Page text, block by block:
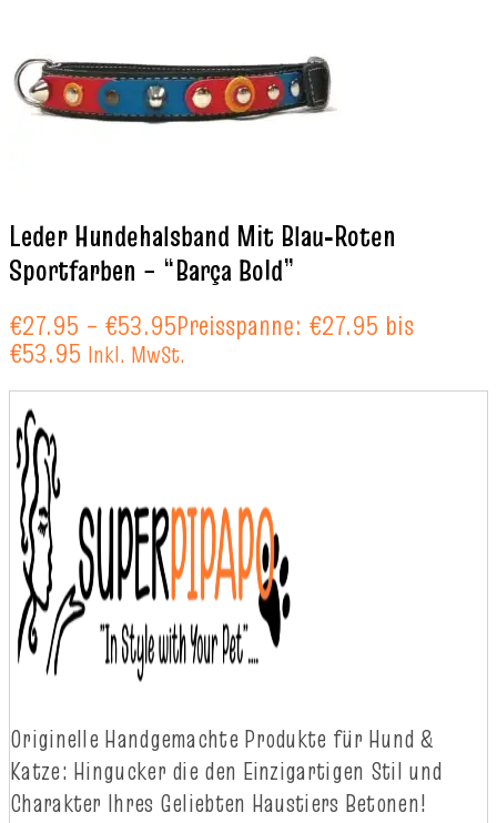
Leder Hundehalsband Mit Blau‑Roten
Sportfarben – “Barça Bold”
€27.95 – €53.95Preisspanne: €27.95 bis
€53.95 Inkl. MwSt.
Originelle Handgemachte Produkte für Hund &
Katze: Hingucker die den Einzigartigen Stil und
Charakter Ihres Geliebten Haustiers Betonen!